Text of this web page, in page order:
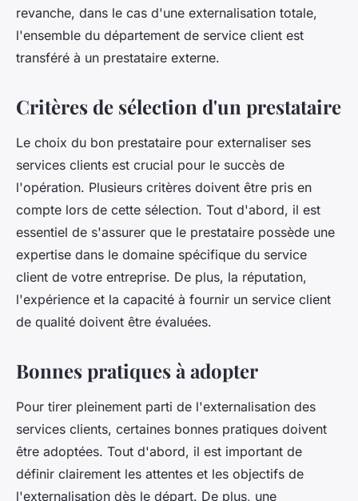
revanche, dans le cas d'une externalisation totale,
l'ensemble du département de service client est
transféré à un prestataire externe.
Critères de sélection d'un prestataire
Le choix du bon prestataire pour externaliser ses
services clients est crucial pour le succès de
l'opération. Plusieurs critères doivent être pris en
compte lors de cette sélection. Tout d'abord, il est
essentiel de s'assurer que le prestataire possède une
expertise dans le domaine spécifique du service
client de votre entreprise. De plus, la réputation,
l'expérience et la capacité à fournir un service client
de qualité doivent être évaluées.
Bonnes pratiques à adopter
Pour tirer pleinement parti de l'externalisation des
services clients, certaines bonnes pratiques doivent
être adoptées. Tout d'abord, il est important de
définir clairement les attentes et les objectifs de
l'externalisation dès le départ. De plus, une